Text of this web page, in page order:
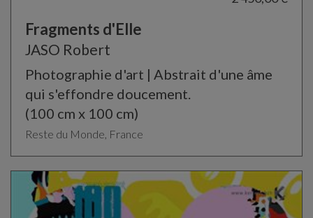
Fragments d'Elle
JASO Robert
Photographie d'art | Abstrait d'une âme
qui s'effondre doucement.
(100 cm x 100 cm)
Reste du Monde, France